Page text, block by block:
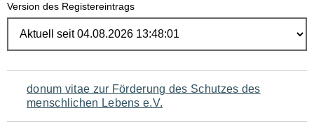
Version des Registereintrags
Navigation
für
donum vitae zur Förderung des Schutzes des
menschlichen Lebens e.V.